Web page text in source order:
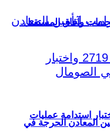
المعادن الحرجة في
وآفاق المستقبل
مقديشو: القرار 2719 واختبار استدامة عمليات